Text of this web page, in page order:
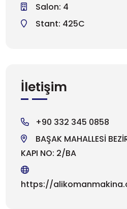
Salon: 4
Stant: 425C
İletişim
+90 332 345 0858
BAŞAK MAHALLESİ
KAPI NO: 2/BA
https://